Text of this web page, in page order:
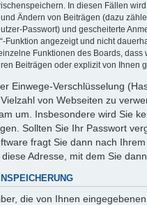
In diesen Fällen
Ändern von Beiträgen (dazu
Passwort) und gescheiterte
Funktion angezeigt und nicht
Funktionen des Boards,
Beiträgen oder explizit von
Einwege-Verschlüsselung
von Webseiten zu
um. Insbesondere wird Sie
Sollten Sie Ihr Passwort
fragt Sie dann nach
Adresse, mit dem Sie
die von Ihnen